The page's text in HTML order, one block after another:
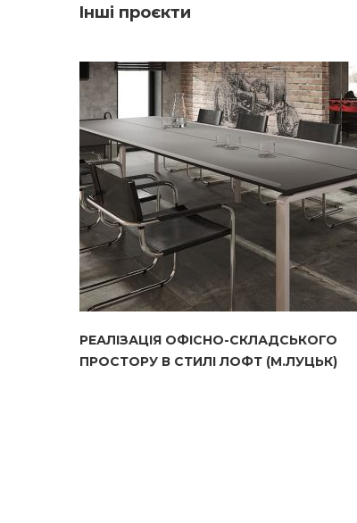
Iнші проєкти
РЕАЛІЗАЦІЯ ОФІСНО-СКЛАДСЬКОГО
ПРОСТОРУ В СТИЛІ ЛОФТ (М.ЛУЦЬК)